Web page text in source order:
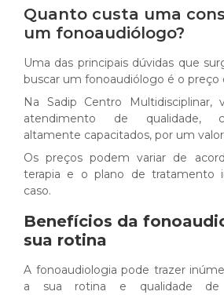
Quanto custa uma
um fonoaudiólogo?
Uma das principais dúvidas que
buscar um fonoaudiólogo é o preço
Na Sadip Centro Multidisciplinar,
atendimento de qualidade,
altamente capacitados, por um
Os preços podem variar de
terapia e o plano de tratamento
caso.
Benefícios da
sua rotina
A fonoaudiologia pode trazer
a sua rotina e qualidade